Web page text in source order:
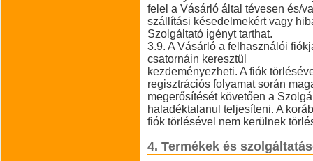
felel a Vásárló által tévesen és/
szállítási késedelmekért vagy
Szolgáltató igényt tarthat.
3.9. A Vásárló a felhasználói
csatornáin keresztül
kezdeményezheti. A fiók
regisztrációs folyamat során
megerősítését követően a
haladéktalanul teljesíteni. A
fiók törlésével nem kerülnek
4. Termékek és